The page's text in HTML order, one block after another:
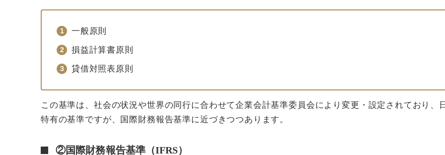
一般原則
損益計算書原則
貸借対照表原則
この基準は、社会の状況や世界の同行に合わせて企業会計基準委員会により変更・設定されており、
特有の基準ですが、国際財務報告基準に近づきつつあります。
②国際財務報告基準（IFRS）